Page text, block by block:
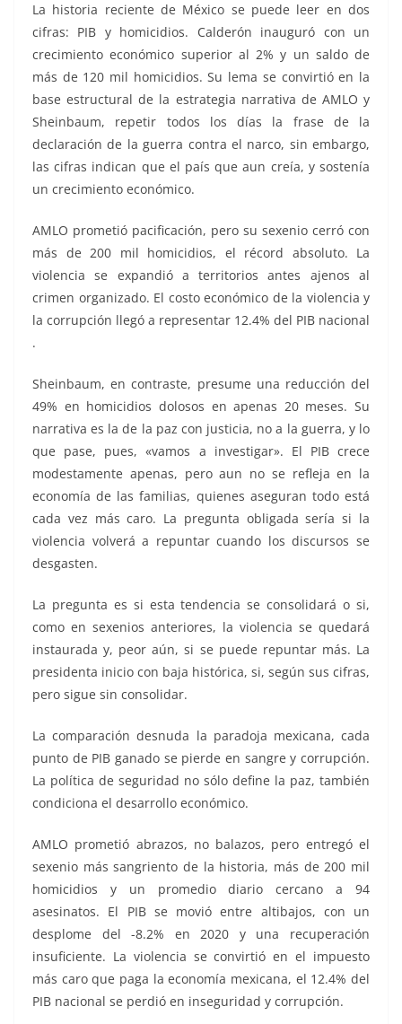
La historia reciente de México se puede leer en dos
cifras: PIB y homicidios. Calderón inauguró con un
crecimiento económico superior al 2% y un saldo de
más de 120 mil homicidios. Su lema se convirtió en la
base estructural de la estrategia narrativa de AMLO y
Sheinbaum, repetir todos los días la frase de la
declaración de la guerra contra el narco, sin embargo,
las cifras indican que el país que aun creía, y sostenía
un crecimiento económico.
AMLO prometió pacificación, pero su sexenio cerró con
más de 200 mil homicidios, el récord absoluto. La
violencia se expandió a territorios antes ajenos al
crimen organizado. El costo económico de la violencia y
la corrupción llegó a representar 12.4% del PIB nacional
.
Sheinbaum, en contraste, presume una reducción del
49% en homicidios dolosos en apenas 20 meses. Su
narrativa es la de la paz con justicia, no a la guerra, y lo
que pase, pues, «vamos a investigar». El PIB crece
modestamente apenas, pero aun no se refleja en la
economía de las familias, quienes aseguran todo está
cada vez más caro. La pregunta obligada sería si la
violencia volverá a repuntar cuando los discursos se
desgasten.
La pregunta es si esta tendencia se consolidará o si,
como en sexenios anteriores, la violencia se quedará
instaurada y, peor aún, si se puede repuntar más. La
presidenta inicio con baja histórica, si, según sus cifras,
pero sigue sin consolidar.
La comparación desnuda la paradoja mexicana, cada
punto de PIB ganado se pierde en sangre y corrupción.
La política de seguridad no sólo define la paz, también
condiciona el desarrollo económico.
AMLO prometió abrazos, no balazos, pero entregó el
sexenio más sangriento de la historia, más de 200 mil
homicidios y un promedio diario cercano a 94
asesinatos. El PIB se movió entre altibajos, con un
desplome del -8.2% en 2020 y una recuperación
insuficiente. La violencia se convirtió en el impuesto
más caro que paga la economía mexicana, el 12.4% del
PIB nacional se perdió en inseguridad y corrupción.